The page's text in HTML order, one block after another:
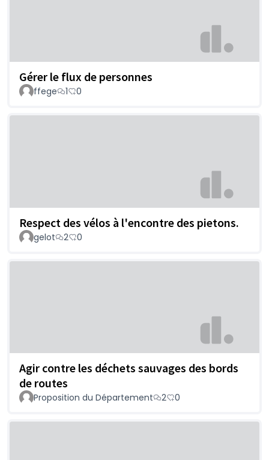
Gérer le flux de personnes
ffege 1 0
Respect des vélos à l'encontre des pietons.
gelot 2 0
Agir contre les déchets sauvages des bords
de routes
Proposition du Département 2 0